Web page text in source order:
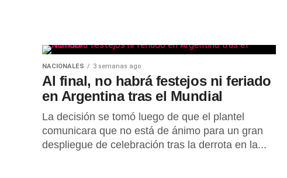
NACIONALES 3 semanas ago
Al final, no habrá festejos ni feriado
en Argentina tras el Mundial
La decisión se tomó luego de que el plantel
comunicara que no está de ánimo para un gran
despliegue de celebración tras la derrota en la...